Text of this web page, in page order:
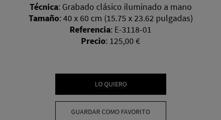
Técnica: Grabado clásico iluminado a mano
Tamaño: 40 x 60 cm (15.75 x 23.62 pulgadas)
Referencia: E-3118-01
Precio: 125,00 €
LO QUIERO
GUARDAR COMO FAVORITO